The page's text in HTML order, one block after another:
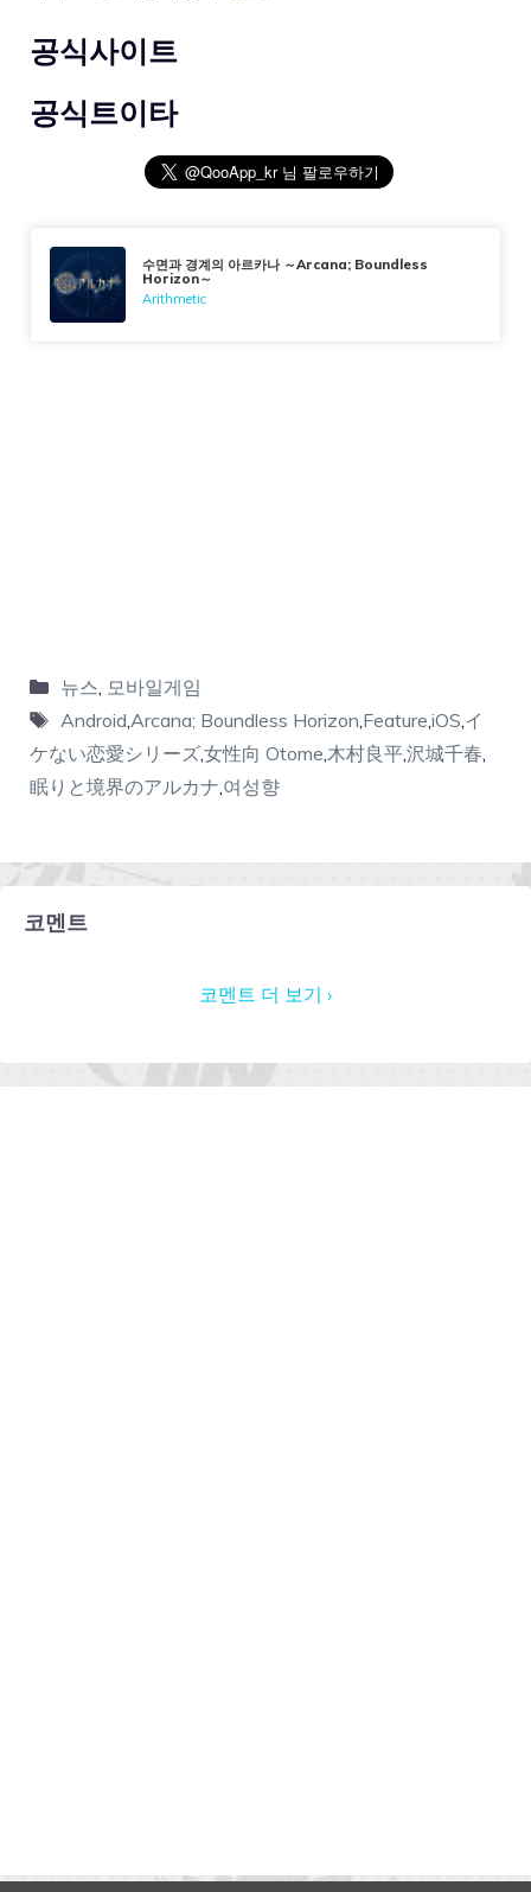
공식사이트
공식트이타
수면과 경계의 아르카나 ～Arcana; Boundless
Horizon～
Arithmetic
뉴스 모바일게임
Android Arcana; Boundless Horizon Feature iOS イ
ケない恋愛シリーズ女性向 Otome 木村良平沢城千春
眠りと境界のアルカナ 여성향
코멘트
코멘트 더 보기 ›